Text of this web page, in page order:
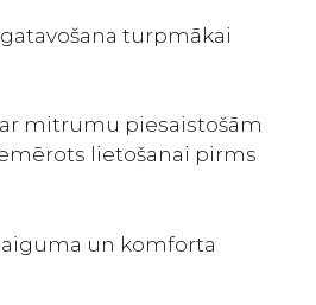
turpmākai
mitrumu piesaistošām
lietošanai pirms
un komforta